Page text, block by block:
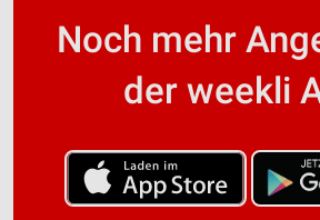
Noch mehr
der weekli